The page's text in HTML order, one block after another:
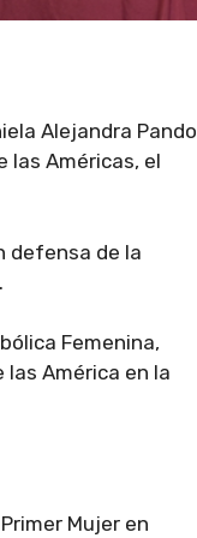
Alejandra Pando
las Américas, el
defensa de la
Femenina,
América en la
Mujer en